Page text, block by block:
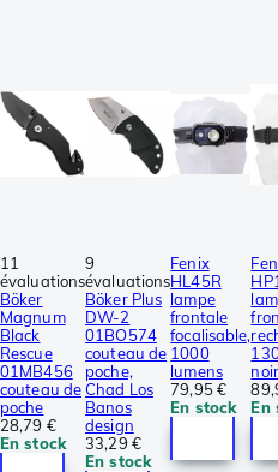
11
évaluations
Böker
Magnum
Black
Rescue
01MB456
couteau de
poche
28,79 €
En stock
9
évaluations
Böker Plus
DW-2
01BO574
couteau de
poche,
Chad Los
Banos
design
33,29 €
En stock
Fenix
HL45R
lampe
frontale
focalisable,
1000
lumens
79,95 €
En stock
noir
En